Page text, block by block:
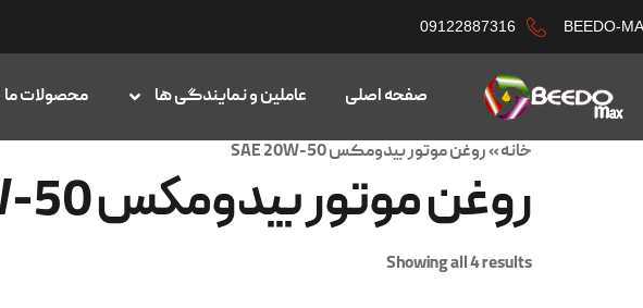
BEEDO-
09122887316
صفحه اصلی عاملین و نمایندگی ها محصولات ما
خانه»روغن موتور بیدومکس SAE 20W-50
روغن موتور بیدومکس SAE 20W-50
Showing all 4 results